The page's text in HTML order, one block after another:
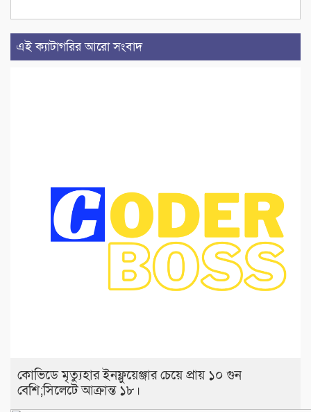
এই ক্যাটাগরির আরো সংবাদ
কোভিডে মৃত্যুহার ইনফ্লুয়েঞ্জার চেয়ে প্রায় ১০ গুন
বেশি;সিলেটে আক্রান্ত ১৮।